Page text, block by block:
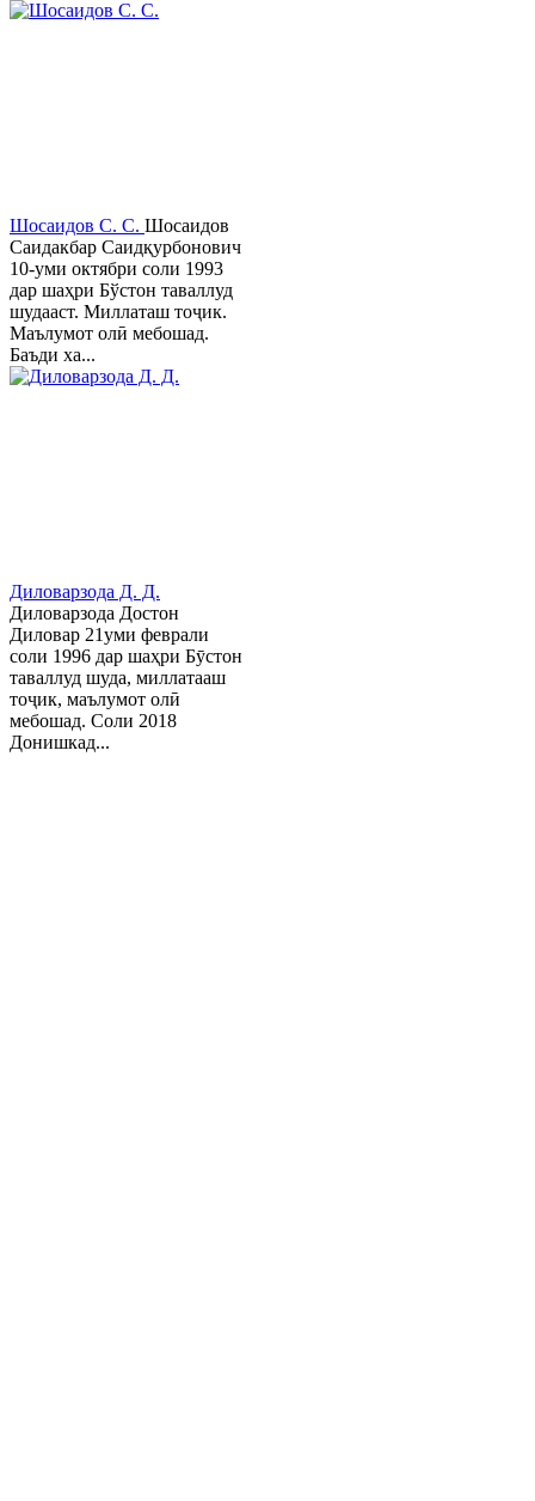
Шосаидов С. С. Шосаидов
Саидакбар Саидқурбонович
10-уми октябри соли 1993
дар шаҳри Бўстон таваллуд
шудааст. Миллаташ тоҷик.
Маълумот олӣ мебошад.
Баъди ха...
Диловарзода Д. Д.
Диловарзода Достон
Диловар 21уми феврали
соли 1996 дар шаҳри Бӯстон
таваллуд шуда, миллатааш
тоҷик, маълумот олӣ
мебошад. Соли 2018
Донишкад...